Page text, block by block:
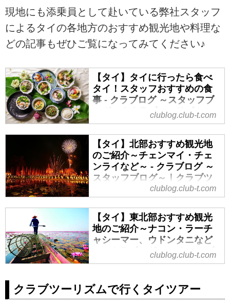
現地にも添乗員として赴いている弊社スタッフ
によるタイの各地方のおすすめ観光地や料理な
どの記事もぜひご覧になってみてください♪
【タイ】タイに行ったら食べ
タイ！スタッフおすすめの食
事 - クラブログ ～スタッフブ
ログ～｜クラブツーリズム
しみといったら何を思い浮かべま
すでしょうか？旅行の楽しみの１
つにローカルグルメを挙げる方も
いらっしゃるかと思います。今回
はタイを訪れたらぜひ食べていた
だきタイ！添乗員として現地にも
赴いている、タイ料理が大好きな
弊社スタッフおすすめの食事をご
紹介いたします。海外旅行は難し
い日々が続きますが、ぜひ次のタ
イ旅行の参考にしていただけます
clublog.club-t.com
【タイ】北部おすすめ観光地
のご紹介～チェンマイ・チェ
ンライなど～ - クラブログ ～
スタッフブログ～｜クラブツ
ばれ、昨年は約180万人の日本人
が訪れた東南アジア随一の観光立
国のタイですが、定番の首都バン
コク以外にも地方都市には魅力的
な観光地が多数存在します。タイ
おすすめする観光スポットを３回
に分けてご紹介！第一弾は豊かな
clublog.club-t.com
【タイ】東北部おすすめ観光
地のご紹介～ナコン・ラーチ
ャシーマー、ウドンタニなど
～ - クラブログ ～スタッフブ
ログ～｜クラブツーリズム
タイの各地方の魅力をご紹介して
いきます！第二弾の今回はクメー
clublog.club-t.com
クラブツーリズムで行くタイツアー